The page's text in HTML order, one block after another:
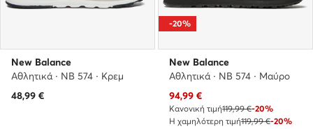
New Balance
Αθλητικά · NB 574 · Κρεμ
48,99 €
-20%
New Balance
Αθλητικά · NB 574 · Μαύρο
Τρέχουσα τιμή
94,99 €
Κανονική τιμή119,99 €-20%
Η χαμηλότερη τιμή119,99 €-20%